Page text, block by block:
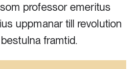
professor emeritus
uppmanar till revolution
framtid.